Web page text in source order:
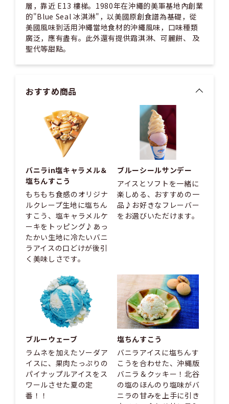
層，靠近 E13 樓梯。1980年在沖繩的美軍基地內創業
的"Blue Seal 冰淇淋"，以美國原創食譜為基礎，從
美國風味到活用沖繩當地食材的沖繩風味，口味種類
廣泛，應有盡有。此外還有提供霜淇淋、可麗餅、 及
聖代等甜點。
おすすめ商品
バニラin塩キャラメル＆
塩ちんすこう
もちもち食感のオリジナ
ルクレープ生地に塩ちん
すこう、塩キャラメルケ
ーキをトッピング♪あっ
たかい生地に冷たいバニ
ラアイスの口どけが後引
く美味しさです。
ブルーシールサンデー
アイスとソフトを一緒に
楽しめる、おすすめの一
品♪お好きなフレーバー
をお選びいただけます。
ブルーウェーブ
ラムネを加えたソーダア
イスに、果肉たっぷりの
パイナップルアイスをス
ワールさせた夏の定
番！！
塩ちんすこう
バニラアイスに塩ちんす
こうを合わせた、沖縄版
バニラ＆クッキー！北谷
の塩のほんのり塩味がバ
ニラの甘みを上手に引き